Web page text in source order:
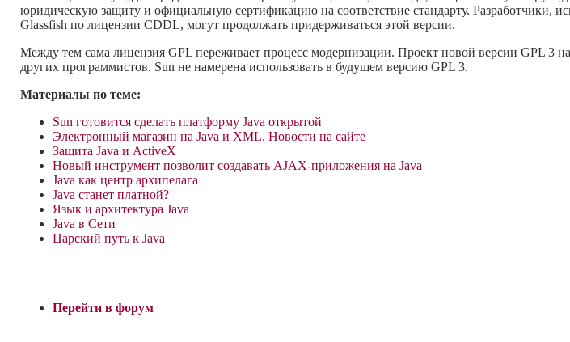
юридическую защиту и официальную сертификацию на соответствие стандарту. Разработчики,
Glassfish по лицензии CDDL, могут продолжать придерживаться этой версии.
Между тем сама лицензия GPL переживает процесс модернизации. Проект новой версии GPL 3
других программистов. Sun не намерена использовать в будущем версию GPL 3.
Материалы по теме:
Sun готовится сделать платформу Java открытой
Электронный магазин на Java и XML. Новости на сайте
Защита Java и ActiveX
Новый инструмент позволит создавать AJAX-приложения на Java
Java как центр архипелага
Java станет платной?
Язык и архитектура Java
Java в Сети
Царский путь к Java
Перейти в форум